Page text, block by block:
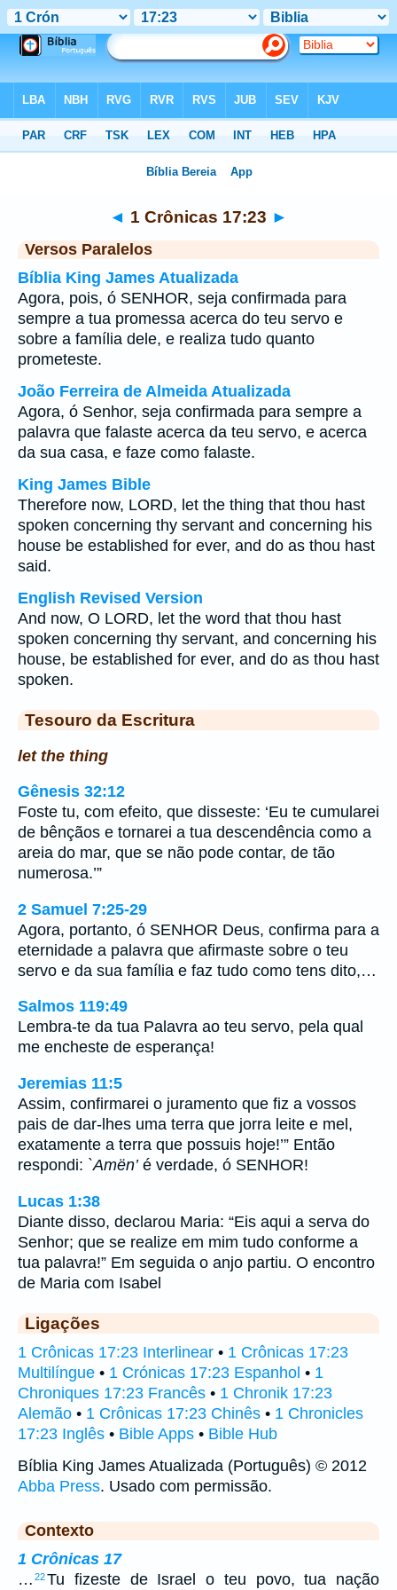
◄ 1 Crônicas 17:23 ►
Versos Paralelos
Bíblia King James Atualizada
Agora, pois, ó SENHOR, seja confirmada para
sempre a tua promessa acerca do teu servo e
sobre a família dele, e realiza tudo quanto
prometeste.
João Ferreira de Almeida Atualizada
Agora, ó Senhor, seja confirmada para sempre a
palavra que falaste acerca da teu servo, e acerca
da sua casa, e faze como falaste.
King James Bible
Therefore now, LORD, let the thing that thou hast
spoken concerning thy servant and concerning his
house be established for ever, and do as thou hast
said.
English Revised Version
And now, O LORD, let the word that thou hast
spoken concerning thy servant, and concerning his
house, be established for ever, and do as thou hast
spoken.
Tesouro da Escritura
let the thing
Gênesis 32:12
Foste tu, com efeito, que disseste: ‘Eu te cumularei
de bênçãos e tornarei a tua descendência como a
areia do mar, que se não pode contar, de tão
numerosa.’”
2 Samuel 7:25-29
Agora, portanto, ó SENHOR Deus, confirma para a
eternidade a palavra que afirmaste sobre o teu
servo e da sua família e faz tudo como tens dito,…
Salmos 119:49
Lembra-te da tua Palavra ao teu servo, pela qual
me encheste de esperança!
Jeremias 11:5
Assim, confirmarei o juramento que fiz a vossos
pais de dar-lhes uma terra que jorra leite e mel,
exatamente a terra que possuis hoje!’” Então
respondi: `Amën’é verdade, ó SENHOR!
Lucas 1:38
Diante disso, declarou Maria: “Eis aqui a serva do
Senhor; que se realize em mim tudo conforme a
tua palavra!” Em seguida o anjo partiu. O encontro
de Maria com Isabel
Ligações
1 Crônicas 17:23 Interlinear • 1 Crônicas 17:23
Multilíngue • 1 Crónicas 17:23 Espanhol • 1
Chroniques 17:23 Francês • 1 Chronik 17:23
Alemão • 1 Crônicas 17:23 Chinês • 1 Chronicles
17:23 Inglês • Bible Apps • Bible Hub
Bíblia King James Atualizada (Português) © 2012
Abba Press. Usado com permissão.
Contexto
1 Crônicas 17
… 22Tu fizeste de Israel o teu povo, tua nação